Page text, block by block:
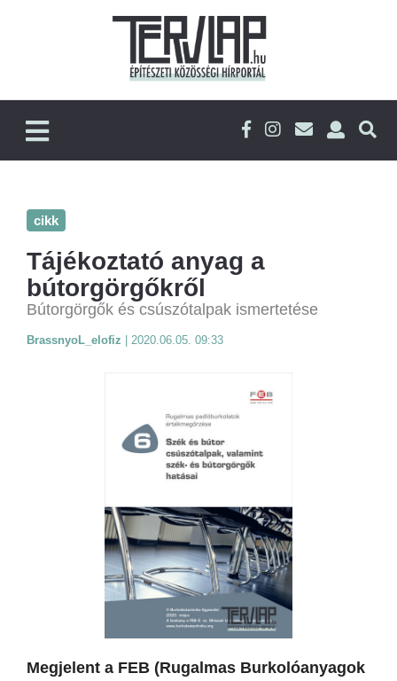
cikk
Tájékoztató anyag a
bútorgörgőkről
Bútorgörgők és csúszótalpak ismertetése
BrassnyoL_elofiz 2020.06.05. 09:33
Megjelent a FEB (Rugalmas Burkolóanyagok